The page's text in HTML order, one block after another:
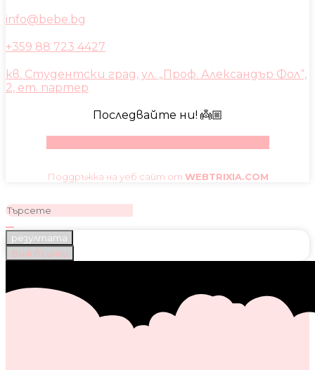
info@bebe.bg
+359 88 723 4427
кв. Студентски град, ул. „Проф. Александър Фол“,
2, ет. партер
Последвайте ни! 👼🏼
Поддръжка на уеб сайт от WEBTRIXIA.COM
резултата
Виж всички